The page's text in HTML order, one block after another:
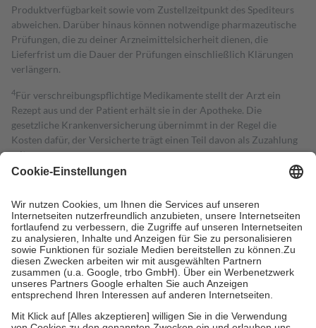
Produktverfügbarkeit sowie vom Zustellzeitpunkt des Spediteurs
abweichen. Darüber hinaus können notwendige pharmazeutische
Prüfungen, die zu deiner Arzneimittelsicherheit dienen, die
Lieferfrist um die Dauer der Prüfungen einschließlich Klärungen
verlängern.
4Für verschreibungspflichtige Medikamente stellt der Arzt ein
Rezept aus und der Patient erhält sie in der Apotheke. Die
gesetzliche Krankenversicherung übernimmt in der Regel die
Kosten dafür, der Versicherte trägt einen Teil davon als Zuzahlung
mit.
Grundsätzlich leisten Mitglieder Zuzahlungen in Höhe von zehn
höchstens zehn Euro.
Es sind jedoch nie mehr als die tatsächlichen
Kosten der Leistung zu entrichten.
Diese Regeln gelten grundsätzlich auch für Online-Apotheken.
Bei Heilmitteln und häuslicher Krankenpflege beträgt die
Zuzahlung zehn Prozent der Kosten sowie zehn Euro je
Verordnung.
Um das Engagement der Versicherten für ihre eigene Gesundheit zu
stärken und die besondere Stellung der Familie zu unterstützen,
fallenkeine Zuzahlungenan bei: